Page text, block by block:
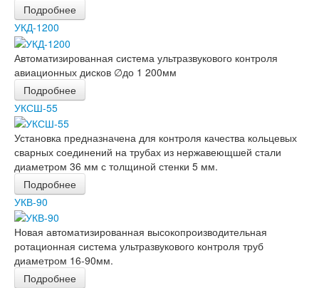
Подробнее
УКД-1200
Автоматизированная система ультразвукового контроля
авиационных дисков ∅до 1 200мм
Подробнее
УКСШ-55
Установка предназначена для контроля качества кольцевых
сварных соединений на трубах из нержавеющшей стали
диаметром 36 мм с толщиной стенки 5 мм.
Подробнее
УКВ-90
Новая автоматизированная высокопроизводительная
ротационная система ультразвукового контроля труб
диаметром 16-90мм.
Подробнее